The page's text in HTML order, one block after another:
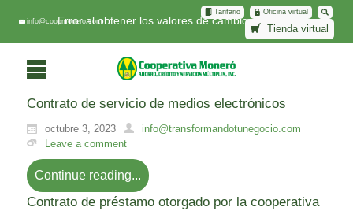
Error al obtener los valores de cambio.
info@coopmonero.com
Oficina virtual
Tarifario
Tienda virtual
Contrato de servicio de medios electrónicos
octubre 3, 2023
info@transformandotunegocio.com
Leave a comment
Continue reading...
Contrato de préstamo otorgado por la cooperativa